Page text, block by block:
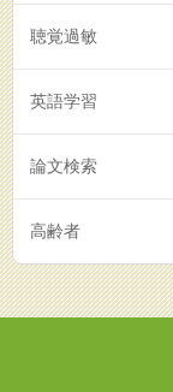
聴覚過敏
英語学習
論文検索
高齢者